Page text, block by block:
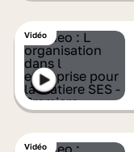
Vidéo
Vidéo